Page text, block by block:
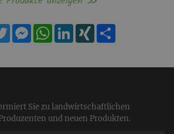
TwitterMessengerWhatsApp
LinkedIn
XING
Sie zu landwirtschaftlichen
und neuen Produkten.